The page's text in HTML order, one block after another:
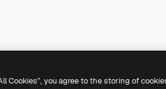
Cookies”, you agree to the storing of